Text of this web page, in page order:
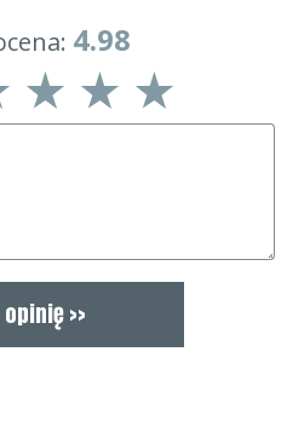
do bezpiecznego
z tworzywa Secure-Ex®
4.98